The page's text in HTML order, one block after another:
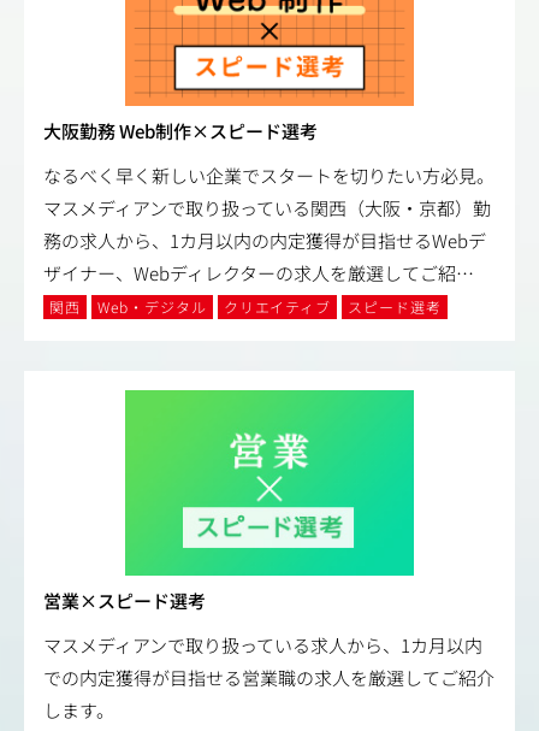
大阪勤務 Web制作×スピード選考
なるべく早く新しい企業でスタートを切りたい方必見。
マスメディアンで取り扱っている関西（大阪・京都）勤
務の求人から、1カ月以内の内定獲得が目指せるWebデ
ザイナー、Webディレクターの求人を厳選してご紹…
関西 Web・デジタル クリエイティブ スピード選考
営業×スピード選考
マスメディアンで取り扱っている求人から、1カ月以内
での内定獲得が目指せる営業職の求人を厳選してご紹介
します。